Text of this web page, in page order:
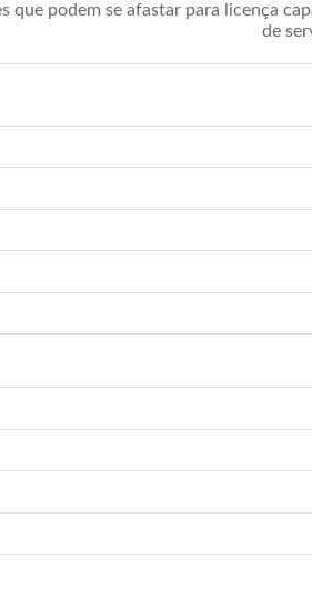
que podem se afastar para licença
de